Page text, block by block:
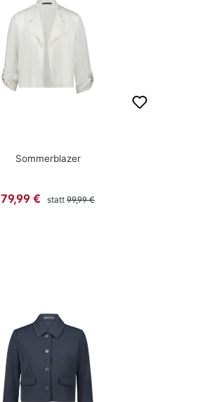
Sommerblazer
Verkaufspreis:
79,99 € statt Regulärer Preis:
99,99 €